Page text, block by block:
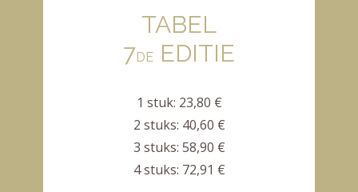
TABEL
7DE EDITIE
1 stuk: 23,80 €
2 stuks: 40,60 €
3 stuks: 58,90 €
4 stuks: 72,91 €